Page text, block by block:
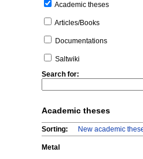
Academic theses
Articles/Books
Documentations
Saltwiki
Search for:
Academic theses
Sorting: New academic
Metal